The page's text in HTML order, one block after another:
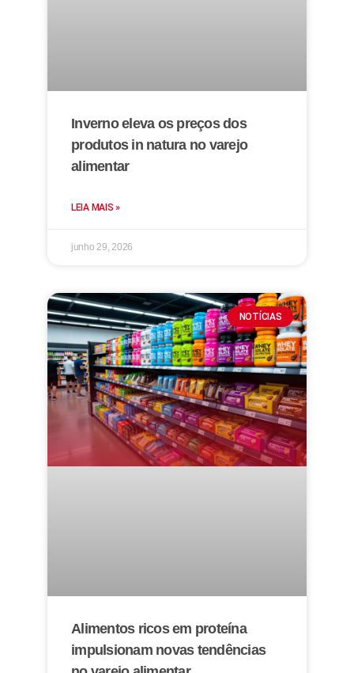
Inverno eleva os preços dos
produtos in natura no varejo
alimentar
LEIA MAIS »
junho 29, 2026
NOTÍCIAS
Alimentos ricos em proteína
impulsionam novas tendências